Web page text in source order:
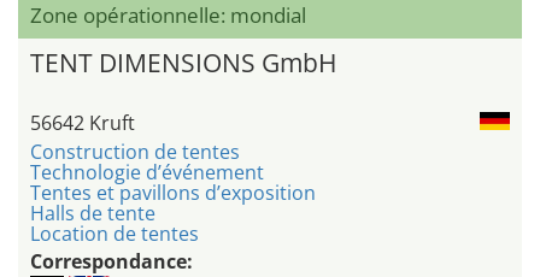
Zone opérationnelle: mondial
TENT DIMENSIONS GmbH
56642 Kruft
Construction de tentes
Technologie d’événement
Tentes et pavillons d’exposition
Halls de tente
Location de tentes
Correspondance: